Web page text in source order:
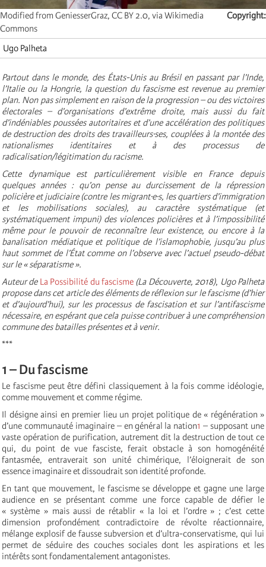
Copyright
Modified from GeniesserGraz, CC BY 2.0, via Wikimedia
Commons
Ugo Palheta
Partout dans le monde, des États-Unis au Brésil en passant par l’Inde,
l’Italie ou la Hongrie, la question du fascisme est revenue au premier
plan. Non pas simplement en raison de la progression – ou des victoires
électorales – d’organisations d’extrême droite, mais aussi du fait
d’indéniables poussées autoritaires et d’une accélération des politiques
de destruction des droits des travailleurs·ses, couplées à la montée des
nationalismes identitaires et à des processus de
radicalisation/légitimation du racisme.
Cette dynamique est particulièrement visible en France depuis
quelques années : qu’on pense au durcissement de la répression
policière et judiciaire (contre les migrant·e·s, les quartiers d’immigration
et les mobilisations sociales), au caractère systématique (et
systématiquement impuni) des violences policières et à l’impossibilité
même pour le pouvoir de reconnaître leur existence, ou encore à la
banalisation médiatique et politique de l’islamophobie, jusqu’au plus
haut sommet de l’État comme on l’observe avec l’actuel pseudo-débat
sur le « séparatisme ».
Auteur de La Possibilité du fascisme (La Découverte, 2018), UgoPalheta
propose dans cet article des éléments de réflexion sur le fascisme (d’hier
et d’aujourd’hui), sur les processus de fascisation et sur l’antifascisme
nécessaire, en espérant que cela puisse contribuer à une compréhension
commune des batailles présentes et à venir.
***
1 – Du fascisme
Le fascisme peut être défini classiquement à la fois comme idéologie,
comme mouvement et comme régime.
Il désigne ainsi en premier lieu un projet politique de « régénération »
d’une communauté imaginaire – en général la nation1 – supposant une
vaste opération de purification, autrement dit la destruction de tout ce
qui, du point de vue fasciste, ferait obstacle à son homogénéité
fantasmée, entraverait son unité chimérique, l’éloignerait de son
essence imaginaire et dissoudrait son identité profonde.
En tant que mouvement, le fascisme se développe et gagne une large
audience en se présentant comme une force capable de défier le
« système » mais aussi de rétablir « la loi et l’ordre » ; c’est cette
dimension profondément contradictoire de révolte réactionnaire,
mélange explosif de fausse subversion et d’ultra-conservatisme, qui lui
permet de séduire des couches sociales dont les aspirations et les
intérêts sont fondamentalement antagonistes.